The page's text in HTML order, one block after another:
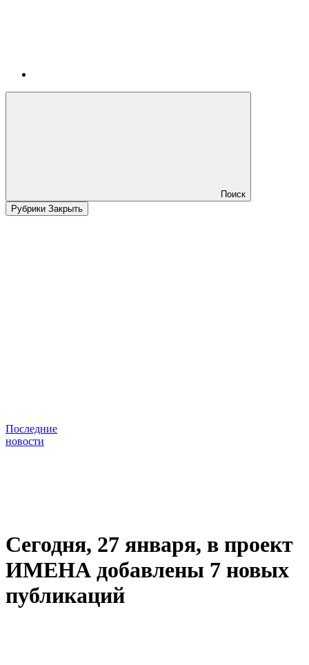
Поиск
Рубрики Закрыть
Последние
новости
Сегодня, 27 января, в проект
ИМЕНА добавлены 7 новых
публикаций